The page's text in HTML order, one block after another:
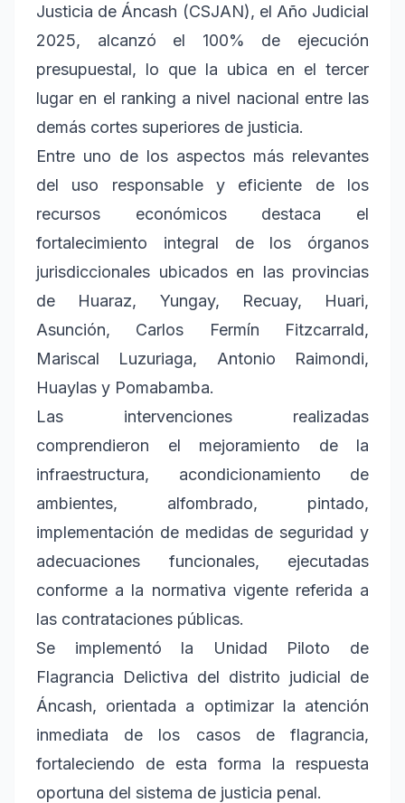
Justicia de Áncash (CSJAN), el Año Judicial
2025, alcanzó el 100% de ejecución
presupuestal, lo que la ubica en el tercer
lugar en el ranking a nivel nacional entre las
demás cortes superiores de justicia.
Entre uno de los aspectos más relevantes
del uso responsable y eficiente de los
recursos económicos destaca el
fortalecimiento integral de los órganos
jurisdiccionales ubicados en las provincias
de Huaraz, Yungay, Recuay, Huari,
Asunción, Carlos Fermín Fitzcarrald,
Mariscal Luzuriaga, Antonio Raimondi,
Huaylas y Pomabamba.
Las intervenciones realizadas
comprendieron el mejoramiento de la
infraestructura, acondicionamiento de
ambientes, alfombrado, pintado,
implementación de medidas de seguridad y
adecuaciones funcionales, ejecutadas
conforme a la normativa vigente referida a
las contrataciones públicas.
Se implementó la Unidad Piloto de
Flagrancia Delictiva del distrito judicial de
Áncash, orientada a optimizar la atención
inmediata de los casos de flagrancia,
fortaleciendo de esta forma la respuesta
oportuna del sistema de justicia penal.